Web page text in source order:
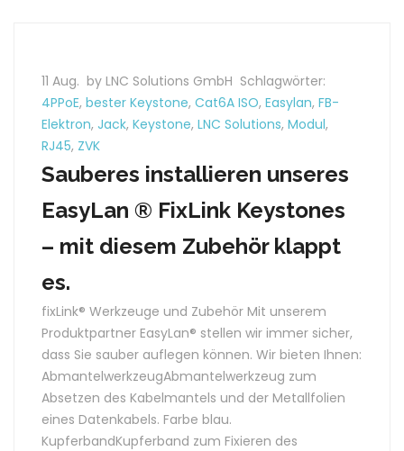
11 Aug. by LNC Solutions GmbH Schlagwörter:
4PPoE, bester Keystone, Cat6A ISO, Easylan, FB-
Elektron, Jack, Keystone, LNC Solutions, Modul,
RJ45, ZVK
Sauberes installieren unseres
EasyLan­ ® FixLink Keystones
– mit diesem Zubehör klappt
es.
fixLink® Werkzeuge und Zubehör Mit unserem
Produktpartner EasyLan® stellen wir immer sicher,
dass Sie sauber auflegen können. Wir bieten Ihnen:
AbmantelwerkzeugAbmantelwerkzeug zum
Absetzen des Kabelmantels und der Metallfolien
eines Datenkabels. Farbe blau.
KupferbandKupferband zum Fixieren des